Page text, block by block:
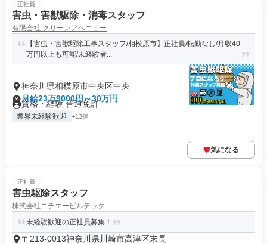
正社員
害虫・害獣駆除・消毒スタッフ
有限会社 クリーンアベニュー
【害虫・害獣駆除工事スタッフ/相模原市】正社員/転勤なし/月収40
万円以上も可能/未経験者...
神奈川県相模原市中央区中央
月給23万9000円～30万円
資格・経験 普通免許
業界未経験歓迎 +13個
気になる
正社員
害虫駆除スタッフ
株式会社ニチエービルテック
未経験歓迎の正社員募集！
〒213-0013神奈川県川崎市高津区末長